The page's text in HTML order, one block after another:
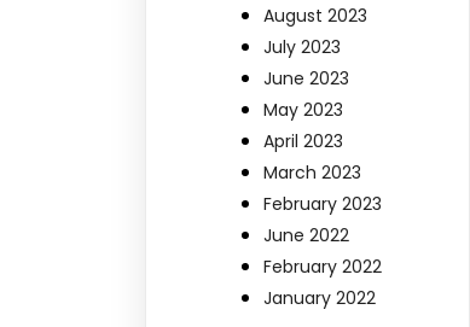
August 2023
July 2023
June 2023
May 2023
April 2023
March 2023
February 2023
June 2022
February 2022
January 2022